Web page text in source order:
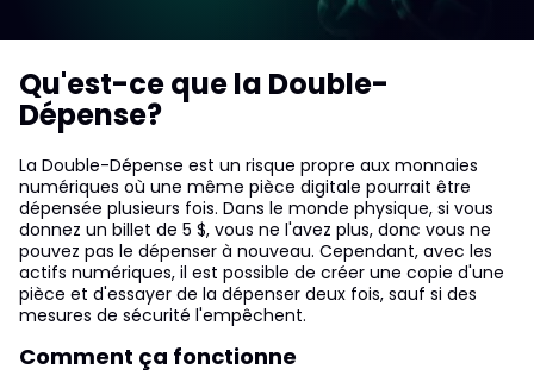
Qu'est-ce que la Double-
Dépense?
La Double-Dépense est un risque propre aux monnaies
numériques où une même pièce digitale pourrait être
dépensée plusieurs fois. Dans le monde physique, si vous
donnez un billet de 5 $, vous ne l'avez plus, donc vous ne
pouvez pas le dépenser à nouveau. Cependant, avec les
actifs numériques, il est possible de créer une copie d'une
pièce et d'essayer de la dépenser deux fois, sauf si des
mesures de sécurité l'empêchent.
Comment ça fonctionne